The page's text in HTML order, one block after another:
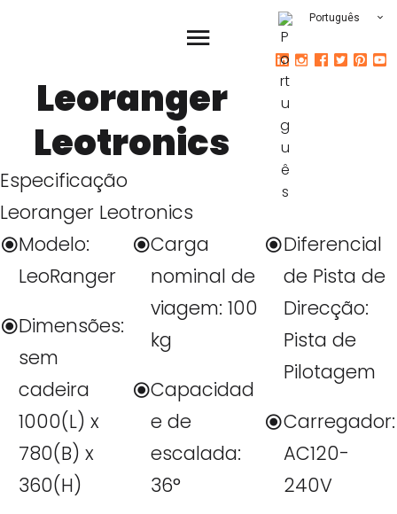
Português
Leoranger
Leotronics
Especificação
Leoranger Leotronics
Modelo:
LeoRanger
Dimensões:
sem
cadeira
1000(L) x
780(B) x
360(H)
Carga
nominal de
viagem: 100
kg
Capacidad
e de
escalada:
36°
Diferencial
de Pista de
Direcção:
Pista de
Pilotagem
Carregador:
AC120-
240V